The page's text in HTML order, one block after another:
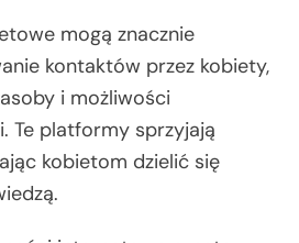
mogą znacznie
kontaktów przez kobiety,
i możliwości
Te platformy sprzyjają
kobietom dzielić się